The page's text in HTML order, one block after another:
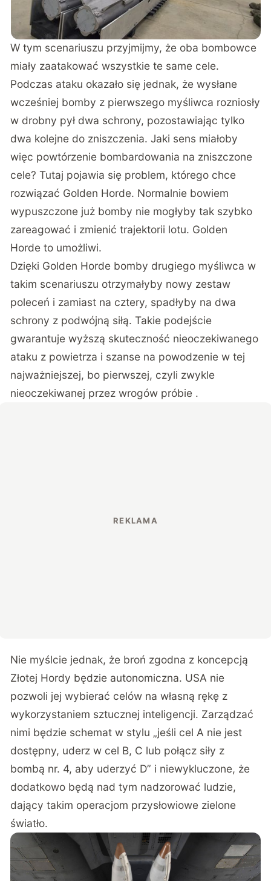
W tym scenariuszu przyjmijmy, że oba bombowce
miały zaatakować wszystkie te same cele.
Podczas ataku okazało się jednak, że wysłane
wcześniej bomby z pierwszego myśliwca rozniosły
w drobny pył dwa schrony, pozostawiając tylko
dwa kolejne do zniszczenia. Jaki sens miałoby
więc powtórzenie bombardowania na zniszczone
cele? Tutaj pojawia się problem, którego chce
rozwiązać Golden Horde. Normalnie bowiem
wypuszczone już bomby nie mogłyby tak szybko
zareagować i zmienić trajektorii lotu. Golden
Horde to umożliwi.
Dzięki Golden Horde bomby drugiego myśliwca w
takim scenariuszu otrzymałyby nowy zestaw
poleceń i zamiast na cztery, spadłyby na dwa
schrony z podwójną siłą. Takie podejście
gwarantuje wyższą skuteczność nieoczekiwanego
ataku z powietrza i szanse na powodzenie w tej
najważniejszej, bo pierwszej, czyli zwykle
nieoczekiwanej przez wrogów próbie .
Nie myślcie jednak, że broń zgodna z koncepcją
Złotej Hordy będzie autonomiczna. USA nie
pozwoli jej wybierać celów na własną rękę z
wykorzystaniem sztucznej inteligencji. Zarządzać
nimi będzie schemat w stylu „jeśli cel A nie jest
dostępny, uderz w cel B, C lub połącz siły z
bombą nr. 4, aby uderzyć D” i niewykluczone, że
dodatkowo będą nad tym nadzorować ludzie,
dający takim operacjom przysłowiowe zielone
światło.